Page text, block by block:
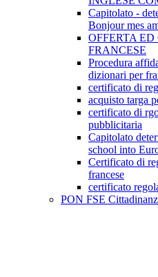
Capitolato -
Bonjour mes
OFFERTA
FRANCESE
Procedura
dizionari per
certificato di
acquisto targa
certificato di
pubblicitaria
Capitolato
school into
Certificato di
francese
certificato
PON FSE